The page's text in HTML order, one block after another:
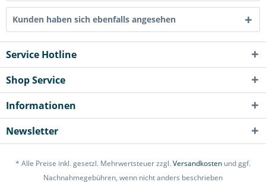
Kunden haben sich ebenfalls angesehen
Service Hotline
Shop Service
Informationen
Newsletter
* Alle Preise inkl. gesetzl. Mehrwertsteuer zzgl.Versandkosten und ggf.
Nachnahmegebühren, wenn nicht anders beschrieben